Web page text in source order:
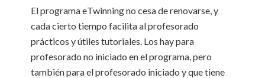
El programa eTwinning no cesa de renovarse, y
cada cierto tiempo facilita al profesorado
prácticos y útiles tutoriales. Los hay para
profesorado no iniciado en el programa, pero
también para el profesorado iniciado y que tiene